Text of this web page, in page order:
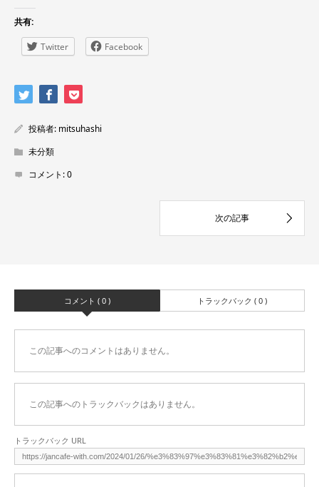
共有:
Twitter Facebook
投稿者: mitsuhashi
未分類
コメント:0
コメント ( 0 ) トラックバック ( 0 )
この記事へのコメントはありません。
この記事へのトラックバックはありません。
トラックバック URL